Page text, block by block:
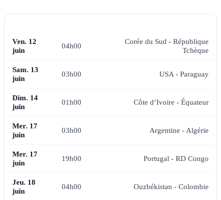
Ven. 12
juin
04h00
Corée du Sud - République
Tchèque
Sam. 13
juin
03h00 USA - Paraguay
Dim. 14
juin
01h00 Côte d’Ivoire - Équateur
Mer. 17
juin
03h00 Argentine - Algérie
Mer. 17
juin
19h00 Portugal - RD Congo
Jeu. 18
juin
04h00 Ouzbékistan - Colombie